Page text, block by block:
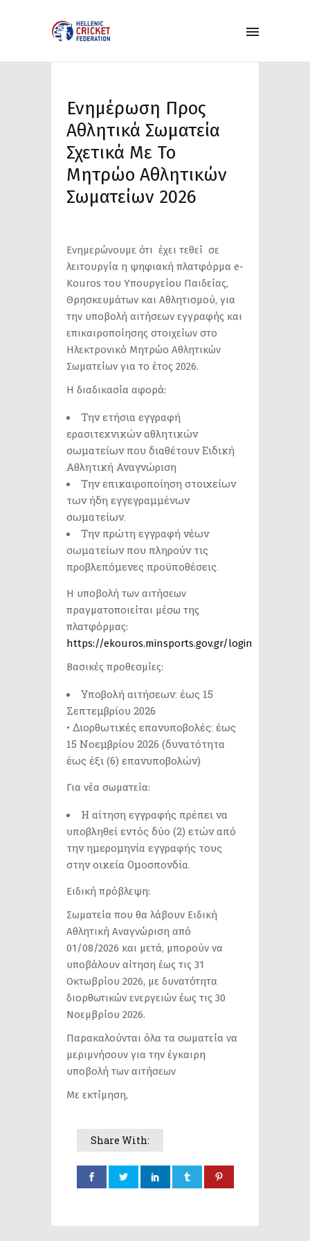
Ενημέρωση Προς
Αθλητικά Σωματεία
Σχετικά Με Το
Μητρώο Αθλητικών
Σωματείων 2026
Eνημερώνουμε ότι έχει τεθεί σε
λειτουργία η ψηφιακή πλατφόρμα e-
Kouros του Υπουργείου Παιδείας,
Θρησκευμάτων και Αθλητισμού, για
την υποβολή αιτήσεων εγγραφής και
επικαιροποίησης στοιχείων στο
Ηλεκτρονικό Μητρώο Αθλητικών
Σωματείων για το έτος 2026.
Η διαδικασία αφορά:
Την ετήσια εγγραφή
ερασιτεχνικών αθλητικών
σωματείων που διαθέτουν Ειδική
Αθλητική Αναγνώριση
Την επικαιροποίηση στοιχείων
των ήδη εγγεγραμμένων
σωματείων.
Την πρώτη εγγραφή νέων
σωματείων που πληρούν τις
προβλεπόμενες προϋποθέσεις.
Η υποβολή των αιτήσεων
πραγματοποιείται μέσω της
πλατφόρμας:
https://ekouros.minsports.gov.gr/login
Βασικές προθεσμίες:
Υποβολή αιτήσεων: έως 15
Σεπτεμβρίου 2026
• Διορθωτικές επανυποβολές: έως
15 Νοεμβρίου 2026 (δυνατότητα
έως έξι (6) επανυποβολών)
Για νέα σωματεία:
Η αίτηση εγγραφής πρέπει να
υποβληθεί εντός δύο (2) ετών από
την ημερομηνία εγγραφής τους
στην οικεία Ομοσπονδία.
Ειδική πρόβλεψη:
Σωματεία που θα λάβουν Ειδική
Αθλητική Αναγνώριση από
01/08/2026 και μετά, μπορούν να
υποβάλουν αίτηση έως τις 31
Οκτωβρίου 2026, με δυνατότητα
διορθωτικών ενεργειών έως τις 30
Νοεμβρίου 2026.
Παρακαλούνται όλα τα σωματεία να
μεριμνήσουν για την έγκαιρη
υποβολή των αιτήσεων
Με εκτίμηση,
Share With: